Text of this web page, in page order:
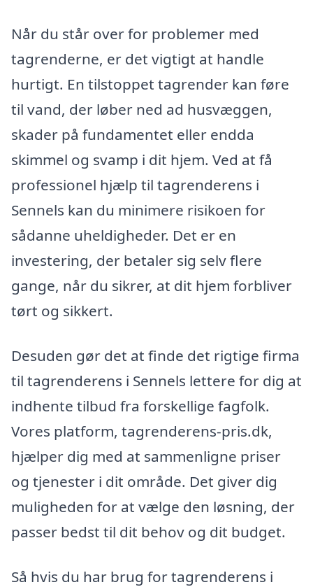
Når du står over for problemer med
tagrenderne, er det vigtigt at handle
hurtigt. En tilstoppet tagrender kan føre
til vand, der løber ned ad husvæggen,
skader på fundamentet eller endda
skimmel og svamp i dit hjem. Ved at få
professionel hjælp til tagrenderens i
Sennels kan du minimere risikoen for
sådanne uheldigheder. Det er en
investering, der betaler sig selv flere
gange, når du sikrer, at dit hjem forbliver
tørt og sikkert.
Desuden gør det at finde det rigtige firma
til tagrenderens i Sennels lettere for dig at
indhente tilbud fra forskellige fagfolk.
Vores platform, tagrenderens-pris.dk,
hjælper dig med at sammenligne priser
og tjenester i dit område. Det giver dig
muligheden for at vælge den løsning, der
passer bedst til dit behov og dit budget.
Så hvis du har brug for tagrenderens i